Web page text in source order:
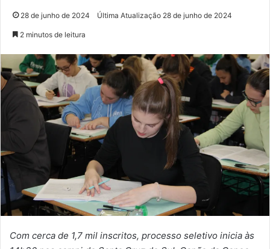
28 de junho de 2024 Última Atualização 28 de junho de 2024
2 minutos de leitura
Com cerca de 1,7 mil inscritos, processo seletivo inicia às